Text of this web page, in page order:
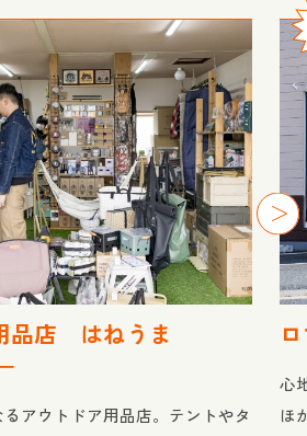
品店 はねうま
アウトドア用品店。テントやタ
心
ほ